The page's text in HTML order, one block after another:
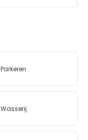
Parkeren
Wasserij